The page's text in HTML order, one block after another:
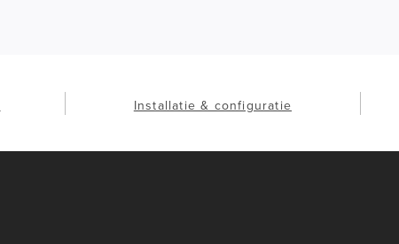
Installatie & configuratie